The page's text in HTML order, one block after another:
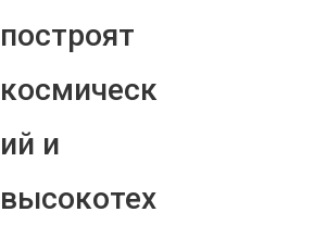
построят
космическ
ий и
высокотех